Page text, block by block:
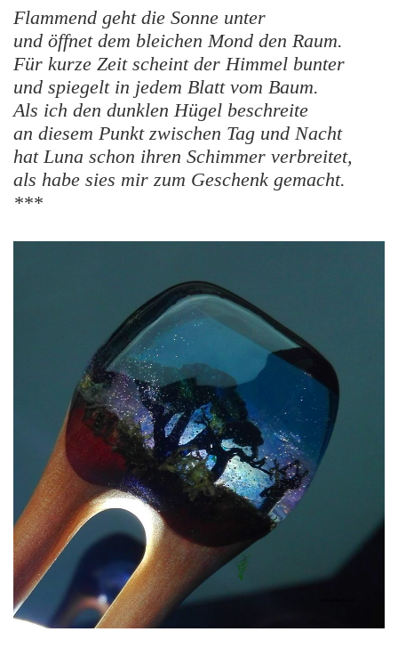
Flammend geht die Sonne unter
und öffnet dem bleichen Mond den Raum.
Für kurze Zeit scheint der Himmel bunter
und spiegelt in jedem Blatt vom Baum.
Als ich den dunklen Hügel beschreite
an diesem Punkt zwischen Tag und Nacht
hat Luna schon ihren Schimmer verbreitet,
als habe sies mir zum Geschenk gemacht.
***